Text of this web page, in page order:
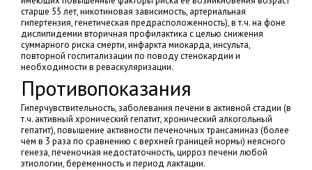
старше 55 лет, никотиновая зависимость, артериальная
гипертензия, генетическая предрасположенность), в т.ч. на фоне
дислипидемии вторичная профилактика с целью снижения
суммарного риска смерти, инфаркта миокарда, инсульта,
повторной госпитализации по поводу стенокардии и
необходимости в реваскуляризации.
Противопоказания
Гиперчувствительность, заболевания печени в активной стадии (в
т.ч. активный хронический гепатит, хронический алкогольный
гепатит), повышение активности печеночных трансаминаз (более
чем в 3 раза по сравнению с верхней границей нормы) неясного
генеза, печеночная недостаточность, цирроз печени любой
этиологии, беременность и период лактации.